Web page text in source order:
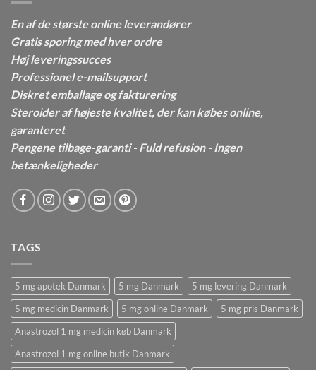
En af de største online leverandører
Gratis sporing med hver ordre
Høj leveringssucces
Professionel e-mailsupport
Diskret emballage og fakturering
Steroider af højeste kvalitet, der kan købes online,
garanteret
Pengene tilbage-garanti - Fuld refusion - Ingen
betænkeligheder
TAGS
5 mg apotek Danmark 5 mg Danmark
5 mg levering Danmark
5 mg medicin Danmark
5 mg online Danmark
5 mg pris Danmark
Anastrozol 1 mg medicin køb Danmark
Anastrozol 1 mg online butik Danmark